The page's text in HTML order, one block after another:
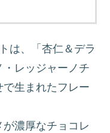
は、「杏仁＆デラ
レッジャーノチ
生まれたフレー
濃厚なチョコレ